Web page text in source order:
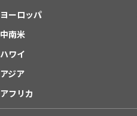
ヨーロッパ
中南米
ハワイ
アジア
アフリカ